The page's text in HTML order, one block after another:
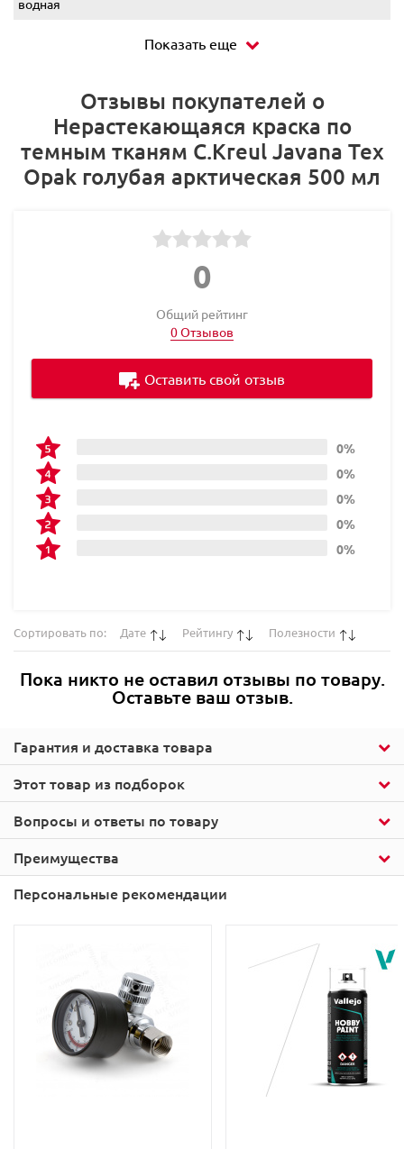
водная
Показать еще
Этот товар из подборок
Гарантия и доставка товара
Отзывы покупателей о
Нерастекающаяся краска по
темным тканям C.Kreul Javana Tex
Opak голубая арктическая 500 мл
0
Общий рейтинг
0 Отзывов
0%
0%
0%
0%
0%
Оставить свой отзыв
Сортировать по: Дате Рейтингу Полезности
Пока никто не оставил отзывы по товару.
Оставьте ваш отзыв.
Вопросы и ответы по товару
Преимущества
Персональные рекомендации